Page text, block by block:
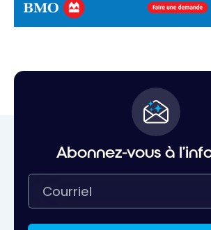
Abonnez-vous à